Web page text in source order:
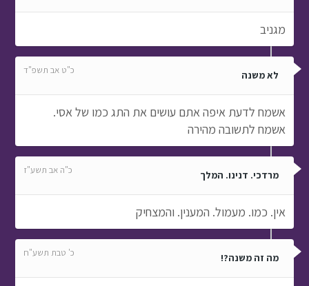
מגניב
לא משנה כ"ט אב תשפ"ד
אשמח לדעת איפה אתם עושים את התג כמו של אסי.
אשמח לתשובה מהירה
מרדכי. דנינו. המלך כ"ה אב תשע"ז
אין. כמו. מעמול. המענין. והמצחיק
מה זה משנה?! כ' טבת תשע"ח